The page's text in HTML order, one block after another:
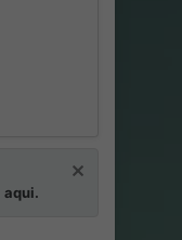
aqui.